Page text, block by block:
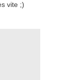
vite ;)